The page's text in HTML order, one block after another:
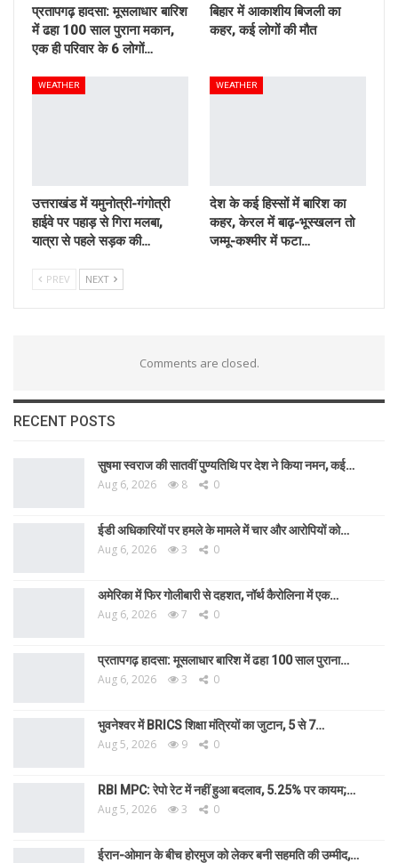
प्रतापगढ़ हादसा: मूसलाधार बारिश
में ढहा 100 साल पुराना मकान,
एक ही परिवार के 6 लोगों…
बिहार में आकाशीय बिजली का
कहर, कई लोगों की मौत
WEATHER
उत्तराखंड में यमुनोत्री-गंगोत्री
हाईवे पर पहाड़ से गिरा मलबा,
यात्रा से पहले सड़क की…
WEATHER
देश के कई हिस्सों में बारिश का
कहर, केरल में बाढ़-भूस्खलन तो
जम्मू-कश्मीर में फटा…
PREV NEXT
Comments are closed.
RECENT POSTS
सुषमा स्वराज की सातवीं पुण्यतिथि पर देश ने किया नमन, कई…
Aug 6, 2026 8 0
ईडी अधिकारियों पर हमले के मामले में चार और आरोपियों को…
Aug 6, 2026 3 0
अमेरिका में फिर गोलीबारी से दहशत, नॉर्थ कैरोलिना में एक…
Aug 6, 2026 7 0
प्रतापगढ़ हादसा: मूसलाधार बारिश में ढहा 100 साल पुराना…
Aug 6, 2026 3 0
भुवनेश्वर में BRICS शिक्षा मंत्रियों का जुटान, 5 से 7…
Aug 5, 2026 9 0
RBI MPC: रेपो रेट में नहीं हुआ बदलाव, 5.25% पर कायम;…
Aug 5, 2026 3 0
ईरान-ओमान के बीच होरमुज को लेकर बनी सहमति की उम्मीद,…